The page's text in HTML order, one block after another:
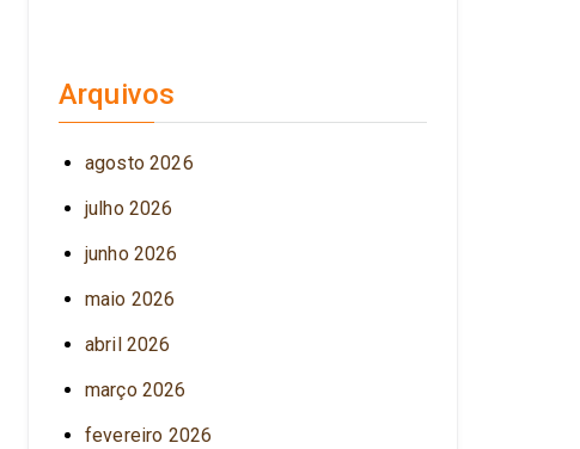
Arquivos
agosto 2026
julho 2026
junho 2026
maio 2026
abril 2026
março 2026
fevereiro 2026